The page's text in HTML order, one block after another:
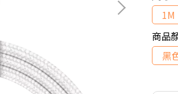
1M
商品
黑